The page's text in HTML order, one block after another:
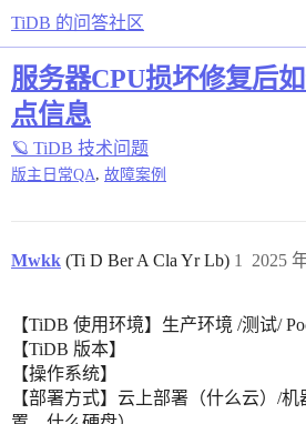
TiDB 的问答社区
服务器CPU损坏修复后
点信息
🪐 TiDB 技术问题
版主日常QA 故障案例
Mwkk (Ti D Ber A Cla Yr Lb) 2025
1
【TiDB 使用环境】生产环境 /测试/
【TiDB 版本】
【操作系统】
【部署方式】云上部署（什么云）/